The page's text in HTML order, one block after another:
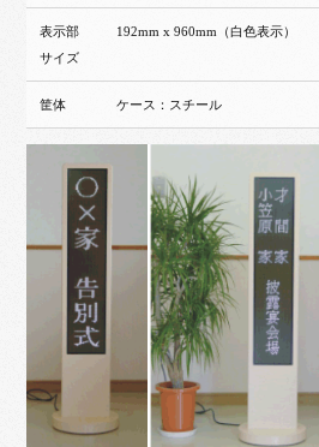
表示部
サイズ
192mm x 960mm（白色表示）
筐体 ケース：スチール